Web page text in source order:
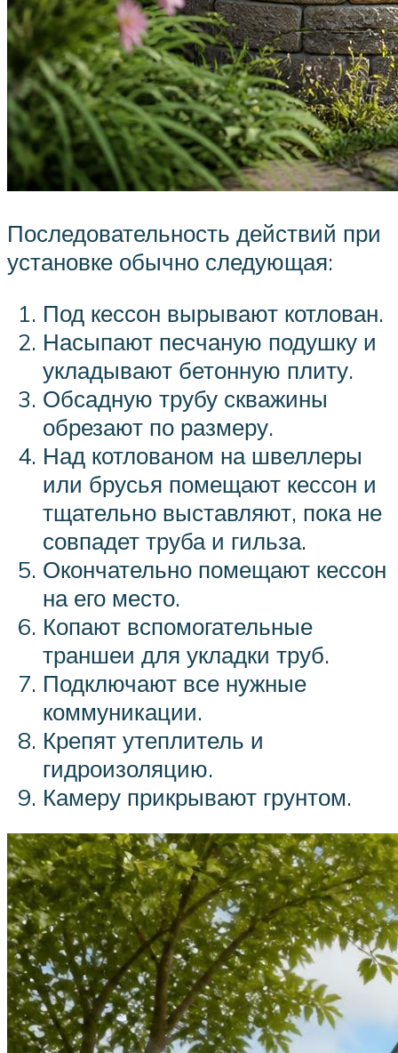
Последовательность действий при
установке обычно следующая:
Под кессон вырывают котлован.
Насыпают песчаную подушку и
укладывают бетонную плиту.
Обсадную трубу скважины
обрезают по размеру.
Над котлованом на швеллеры
или брусья помещают кессон и
тщательно выставляют, пока не
совпадет труба и гильза.
Окончательно помещают кессон
на его место.
Копают вспомогательные
траншеи для укладки труб.
Подключают все нужные
коммуникации.
Крепят утеплитель и
гидроизоляцию.
Камеру прикрывают грунтом.